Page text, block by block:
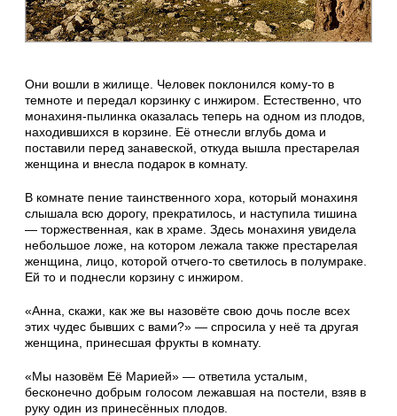
Они вошли в жилище. Человек поклонился кому-то в
темноте и передал корзинку с инжиром. Естественно, что
монахиня-пылинка оказалась теперь на одном из плодов,
находившихся в корзине. Её отнесли вглубь дома и
поставили перед занавеской, откуда вышла престарелая
женщина и внесла подарок в комнату.
В комнате пение таинственного хора, который монахиня
слышала всю дорогу, прекратилось, и наступила тишина
— торжественная, как в храме. Здесь монахиня увидела
небольшое ложе, на котором лежала также престарелая
женщина, лицо, которой отчего-то светилось в полумраке.
Ей то и поднесли корзину с инжиром.
«Анна, скажи, как же вы назовёте свою дочь после всех
этих чудес бывших с вами?» — спросила у неё та другая
женщина, принесшая фрукты в комнату.
«Мы назовём Её Марией» — ответила усталым,
бесконечно добрым голосом лежавшая на постели, взяв в
руку один из принесённых плодов.